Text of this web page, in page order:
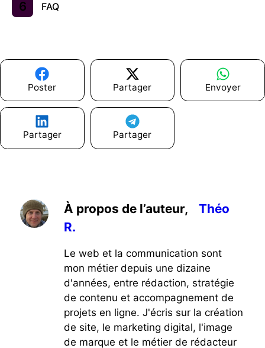
FAQ
Poster Partager Envoyer
Partager Partager
À propos de l’auteur,
Théo
R.
Le web et la communication sont
mon métier depuis une dizaine
d'années, entre rédaction, stratégie
de contenu et accompagnement de
projets en ligne. J'écris sur la création
de site, le marketing digital, l'image
de marque et le métier de rédacteur